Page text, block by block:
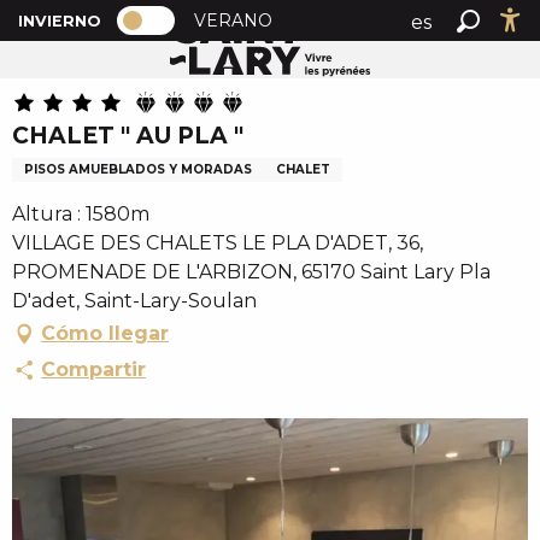
A
l
e
r
a
c
o
n
t
e
n
p
r
n
PAGE D’ACCUEIL ACTUELLE HIVER : PASSER EN
INVIERNO PAGE D’ACCUEIL ACTUELLE HIVER :
VERANO
es
Buscar
Inicio CHALET " AU PLA "
CHALET " AU PLA "
PISOS AMUEBLADOS Y MORADAS CHALET
Altura : 1580m
VILLAGE DES CHALETS LE PLA D'ADET, 36,
PROMENADE DE L'ARBIZON, 65170 Saint Lary Pla
D'adet, Saint-Lary-Soulan
Cómo llegar
Compartir